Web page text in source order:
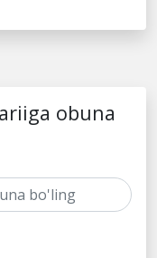
obuna